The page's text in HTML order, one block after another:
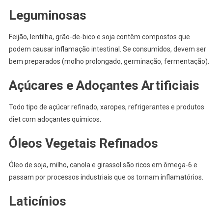
Leguminosas
Feijão, lentilha, grão-de-bico e soja contêm compostos que
podem causar inflamação intestinal. Se consumidos, devem ser
bem preparados (molho prolongado, germinação, fermentação).
Açúcares e Adoçantes Artificiais
Todo tipo de açúcar refinado, xaropes, refrigerantes e produtos
diet com adoçantes químicos.
Óleos Vegetais Refinados
Óleo de soja, milho, canola e girassol são ricos em ômega-6 e
passam por processos industriais que os tornam inflamatórios.
Laticínios